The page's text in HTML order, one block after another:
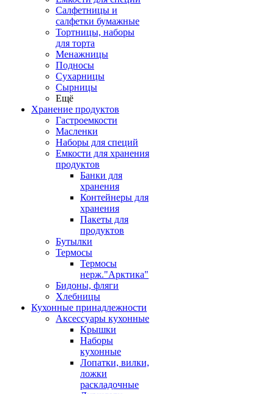
Салфетницы и
салфетки бумажные
Тортницы, наборы
для торта
Менажницы
Подносы
Сухарницы
Сырницы
Ещё
Хранение продуктов
Гастроемкости
Масленки
Наборы для специй
Емкости для хранения
продуктов
Банки для
хранения
Контейнеры для
хранения
Пакеты для
продуктов
Бутылки
Термосы
Термосы
нерж."Арктика"
Бидоны, фляги
Хлебницы
Кухонные принадлежности
Аксессуары кухонные
Крышки
Наборы
кухонные
Лопатки, вилки,
ложки
раскладочные